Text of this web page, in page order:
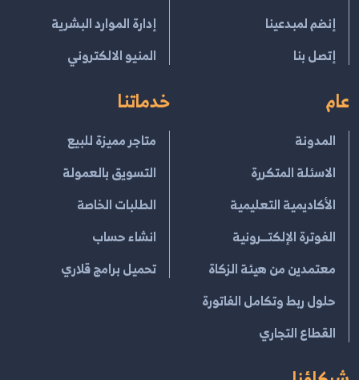
إنضم لمبدعينا
إتصل بنا
إدارة الموارد البشرية
المنيو الالكتروني
عام
المدونة
الاسئلة المتكررة
الأكاديمية التعليمية
الفوترة الإلكتــرونية
معتمدين من هيئة الزكاة
حلول ربط وتكامل الفاتورة
القطاع التجاري
خدماتنا
متاجر مميزة للبيع
التسويق بالعمولة
الطلبات الخاصة
انشاء حساب
تحميل برامج قلاري